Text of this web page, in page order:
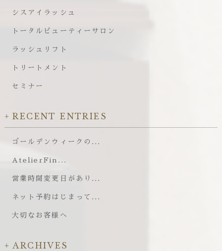
シスアイラッシュ
トータルビューティーサロン
ラッシュリフト
トリートメント
セミナー
RECENT ENTRIES
ゴールデンウィークの...
AtelierFin...
営業時間変更日があり...
ネット予約はじまって...
大切なお客様へ
ARCHIVES